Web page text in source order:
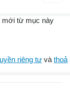
mới từ mục này
riêng tư và thoả